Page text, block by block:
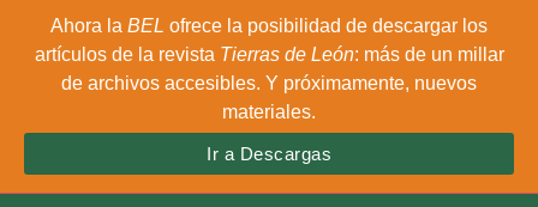
Ahora la BEL ofrece la posibilidad de descargar los
artículos de la revista Tierras de León: más de un millar
de archivos accesibles. Y próximamente, nuevos
materiales.
Ir a Descargas